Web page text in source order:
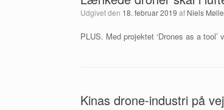
Udgivet den 18. februar 2019 af Niels
PLUS. Med projektet ‘Drones as a
Kinas drone-industri på